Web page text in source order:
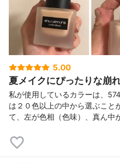
5.00
夏メイクにぴったりな崩
私が使用しているカラーは、
は２０色以上の中から選ぶこと
て、左が色相（色味）、真ん中